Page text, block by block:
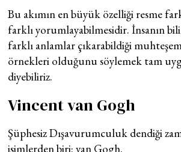
Bu akımın en büyük özelliği resme
farklı yorumlayabilmesidir. İnsanın
farklı anlamlar çıkarabildiği
örnekleri olduğunu söylemek tam
diyebiliriz.
Vincent van Gogh
Şüphesiz Dışavurumculuk dendiği
isimlerden biri: van Gogh.